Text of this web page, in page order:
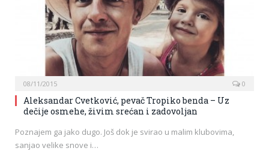
08/11/2015 0
Aleksandar Cvetković, pevač Tropiko benda – Uz
dečije osmehe, živim srećan i zadovoljan
Poznajem ga jako dugo. Još dok je svirao u malim klubovima,
sanjao velike snove i…